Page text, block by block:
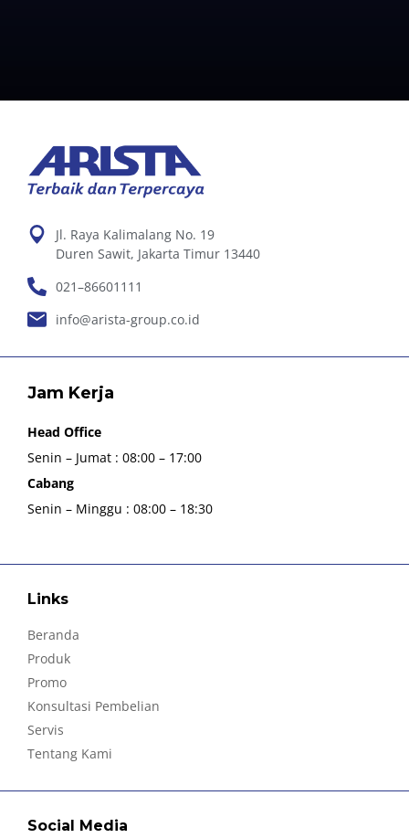
Jl. Raya Kalimalang No. 19
Duren Sawit, Jakarta Timur 13440
021–86601111
info@arista-group.co.id
Jam Kerja
Head Office
Senin – Jumat : 08:00 – 17:00
Cabang
Senin – Minggu : 08:00 – 18:30
Links
Beranda
Produk
Promo
Konsultasi Pembelian
Servis
Tentang Kami
Social Media